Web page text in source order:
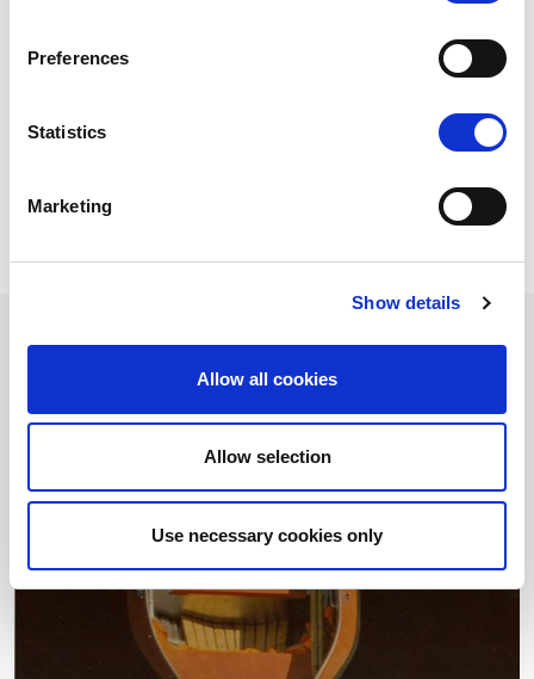
Preferences
Statistics
Marketing
Show details
Allow all cookies
Allow selection
Use necessary cookies only
JAA Jaa Twitterissä
LISÄÄ UUTISIA